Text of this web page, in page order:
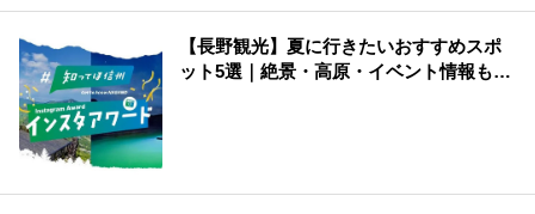
【長野観光】夏に行きたいおすすめスポ
ット5選｜絶景・高原・イベント情報も紹